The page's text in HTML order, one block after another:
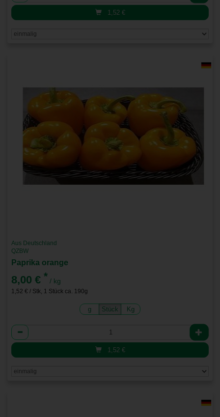
1,52 €
Aus Deutschland
QZBW
Paprika orange
8,00 € * / kg
1,52 € / Stk, 1 Stück ca. 190g
g Stück Kg
Anzahl
1,52 €